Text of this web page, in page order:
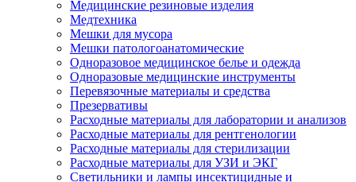
Медицинские резиновые изделия
Медтехника
Мешки для мусора
Мешки патологоанатомические
Одноразовое медицинское белье и одежда
Одноразовые медицинские инструменты
Перевязочные материалы и средства
Презервативы
Расходные материалы для лаборатории и анализов
Расходные материалы для рентгенологии
Расходные материалы для стерилизации
Расходные материалы для УЗИ и ЭКГ
Светильники и лампы инсектицидные и